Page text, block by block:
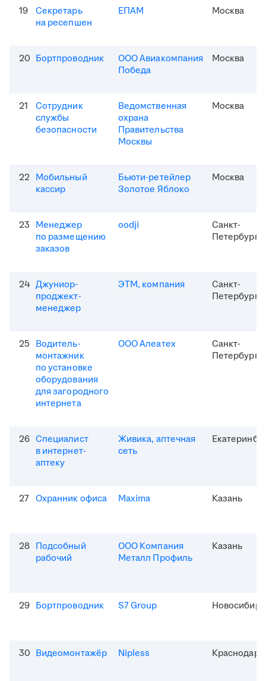
19
Секретарь
на ресепшен
ЕПАМ Москва
20 Бортпроводник
ООО Авиакомпания
Победа
Москва
21
Сотрудник
службы
безопасности
Ведомственная
охрана
Правительства
Москвы
Москва
22 Мобильный
кассир
Бьюти-ретейлер
Золотое Яблоко
Москва
23 Менеджер
по размещению
заказов
oodji
Санкт-
Петербург
24 Джуниор-
проджект-
менеджер
ЭТМ, компания
Санкт-
Петербург
25 Водитель-
монтажник
по установке
оборудования
для загородного
интернета
ООО Алеатех
Санкт-
Петербург
26 Специалист
в интернет-
аптеку
Живика, аптечная
сеть
27 Охранник офиса Maxima Казань
28 Подсобный
рабочий
ООО Компания
Металл Профиль
Казань
29 Бортпроводник S7 Group
30 Видеомонтажёр Nipless Краснодар